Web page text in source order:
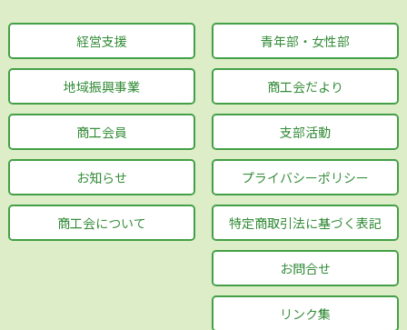
経営支援
地域振興事業
商工会員
お知らせ
商工会について
青年部・女性部
商工会だより
支部活動
プライバシーポリシー
特定商取引法に基づく表記
お問合せ
リンク集